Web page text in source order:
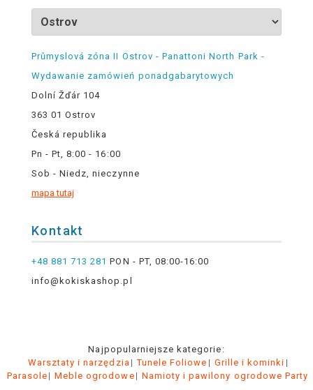
Průmyslová zóna II Ostrov - Panattoni North Park -
Wydawanie zamówień ponadgabarytowych
Dolní Žďár 104
363 01 Ostrov
Česká republika
Pn - Pt, 8:00 - 16:00
Sob - Niedz, nieczynne
mapa tutaj
Kontakt
+48 881 713 281 PON - PT, 08:00-16:00
info@kokiskashop.pl
Najpopularniejsze kategorie:
Warsztaty i narzędzia
Tunele Foliowe
Grille i kominki
Parasole
Meble ogrodowe Namioty i pawilony ogrodowe Party